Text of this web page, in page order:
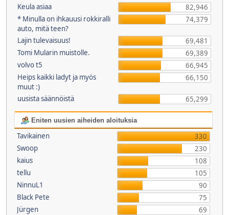
Keula asiaa
82,946
* Minulla on ihkauusi rokkiralli
auto, mitä teen?
74,379
Lajin tulevaisuus!
69,481
Tomi Mularin muistolle.
69,389
volvo t5
66,945
Heips kaikki ladyt ja myös
muut :)
66,150
uusista säännöistä 65,299
Eniten uusien aiheiden aloituksia
Tavikainen
330
Swoop
230
kaius
108
tellu
105
NinnuL1
90
Black Pete
75
Jürgen
69